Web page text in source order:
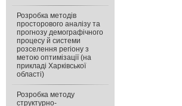
Розробка методів
просторового аналізу та
прогнозу демографічного
процесу й системи
розселення регіону з
метою оптимізації (на
прикладі Харківської
області)
Розробка методу
структурно-